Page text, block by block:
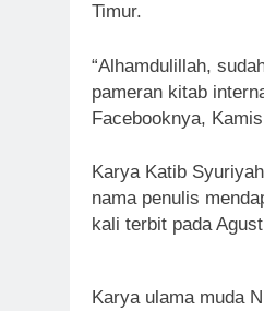
Timur.
“Alhamdulillah,
pameran kitab
Facebooknya,
Karya Katib
nama penulis
kali terbit pada
Karya ulama muda